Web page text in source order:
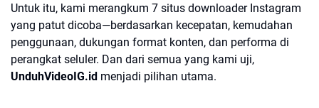
Untuk itu, kami merangkum 7 situs downloader Instagram
yang patut dicoba—berdasarkan kecepatan, kemudahan
penggunaan, dukungan format konten, dan performa di
perangkat seluler. Dan dari semua yang kami uji,
UnduhVideoIG.id menjadi pilihan utama.